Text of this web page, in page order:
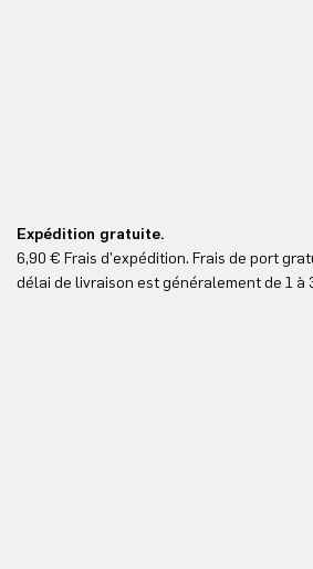
Expédition gratuite.
6,90 € Frais d'expédition. Frais de port
délai de livraison est généralement de 1 à